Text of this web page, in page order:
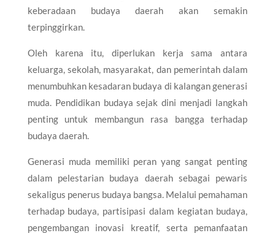
keberadaan budaya daerah akan semakin
terpinggirkan.
Oleh karena itu, diperlukan kerja sama antara
keluarga, sekolah, masyarakat, dan pemerintah dalam
menumbuhkan kesadaran budaya di kalangan generasi
muda. Pendidikan budaya sejak dini menjadi langkah
penting untuk membangun rasa bangga terhadap
budaya daerah.
Generasi muda memiliki peran yang sangat penting
dalam pelestarian budaya daerah sebagai pewaris
sekaligus penerus budaya bangsa. Melalui pemahaman
terhadap budaya, partisipasi dalam kegiatan budaya,
pengembangan inovasi kreatif, serta pemanfaatan